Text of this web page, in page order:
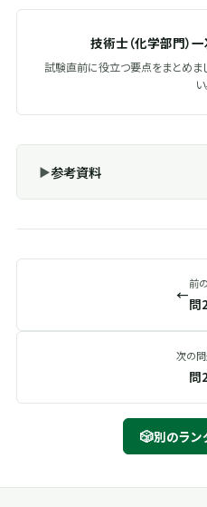
技術士（化学部門）
試験直前に役立つ要点をまとめま
い
参考資料
←
前
問
次の
問
🎲別のラン